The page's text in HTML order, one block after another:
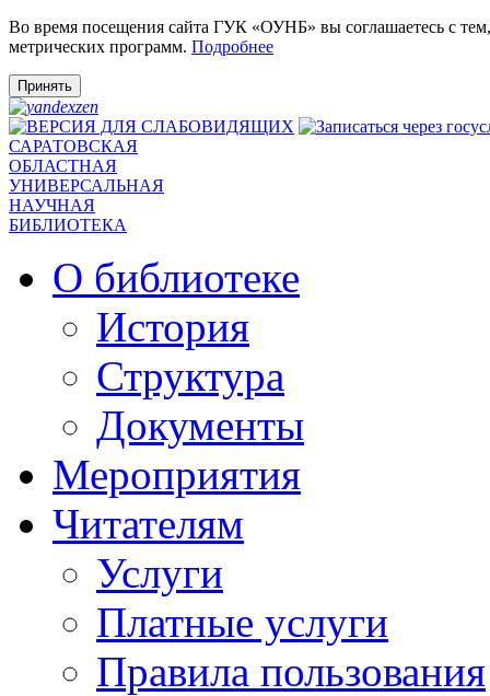
Во время посещения сайта ГУК «ОУНБ» вы соглашаетесь с
метрических программ. Подробнее
Принять
САРАТОВСКАЯ
ОБЛАСТНАЯ
УНИВЕРСАЛЬНАЯ
НАУЧНАЯ
БИБЛИОТЕКА
О библиотеке
История
Структура
Документы
Мероприятия
Читателям
Услуги
Платные услуги
Правила пользования